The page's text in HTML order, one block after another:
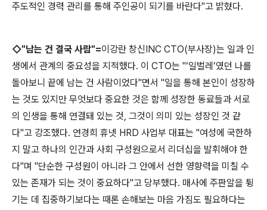
주도적인 경력 관리를 통해 주인공이 되기를 바란다"고 밝혔다.
◇"남는 건 결국 사람"=이강란 창신INC CTO(부사장)는 일과 인
생에서 관계의 중요성을 지적했다. 이 CTO는 "‘일벌레’였던 나를
돌아보니 끝에 남는 건 사람이었다"면서 "일을 통해 본인이 성장하
는 것도 있지만 무엇보다 중요한 것은 함께 성장한 동료들과 서로
의 인생을 통해 연결돼 있는 것, 그것이 의미 있는 성장인 것 같
다"고 강조했다. 연경희 휴넷 HRD 사업부 대표는 "여성에 국한하
지 말고 하나의 인간과 사회 구성원으로서 리더십을 발휘해야 한
다"며 "단순한 구성원이 아니라 그 안에서 선한 영향력을 미칠 수
있는 존재가 되는 것이 중요하다"고 당부했다. 매사에 주판알을 튕
기는 데 집중하기보다는 때론 손해보는 마음 가짐도 필요하다는